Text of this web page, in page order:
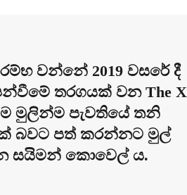
වන්නේ 2019 වසරේ දී
තරගයක් වන The X
මුලින්ම පැවතියේ තනි
බවට පත් කරන්නට මුල්
සයිමන් කොවෙල් ය.